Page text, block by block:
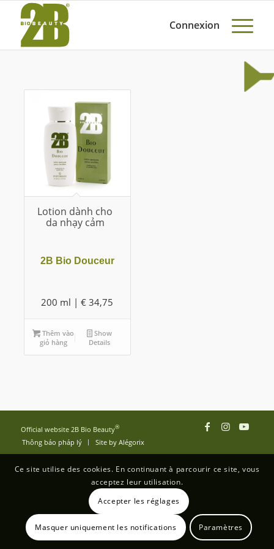
Connexion
Lotion dành cho
da nhạy cảm
2B Bio Douceur
200 ml |€ 34,75
Thêm vào
giỏ hàng
Show
Details
Official website 2B Bio Beauty®
Thông báo pháp lý Site by Alégorix
Ce site utilise des cookies. En continuant à parcourir ce site, vous
acceptez leur utilisation.
Accepter les réglages
Masquer uniquement les notifications Paramètres